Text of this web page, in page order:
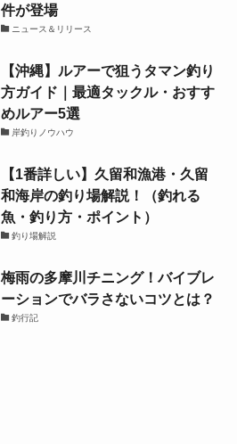
件が登場
ニュース＆リリース
【沖縄】ルアーで狙うタマン釣り
方ガイド｜最適タックル・おすす
めルアー5選
岸釣りノウハウ
【1番詳しい】久留和漁港・久留
和海岸の釣り場解説！（釣れる
魚・釣り方・ポイント）
釣り場解説
梅雨の多摩川チニング！バイブレ
ーションでバラさないコツとは？
釣行記